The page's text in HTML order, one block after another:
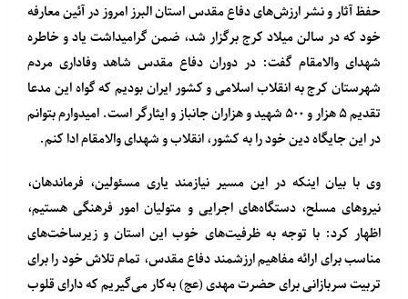
حفظ آثار و نشر ارزش‌های دفاع مقدس استان البرز امروز در آئین معارفه
خود که در سالن میلاد کرج برگزار شد، ضمن گرامیداشت یاد و خاطره
شهدای والامقام گفت: در دوران دفاع مقدس شاهد وفاداری مردم
شهرستان کرج به انقلاب اسلامی و کشور ایران بودیم که گواه این مدعا
تقدیم ۵ هزار و ۵۰۰ شهید و هزاران جانباز و ایثارگر است. امیدوارم بتوانم
در این جایگاه دین خود را به کشور، انقلاب و شهدای والامقام ادا کنم.
وی با بیان اینکه در این مسیر نیازمند یاری مسئولین، فرماندهان،
نیروهای مسلح، دستگاه‌های اجرایی و متولیان امور فرهنگی هستیم،
اظهار کرد: با توجه به ظرفیت‌های خوب این استان و زیرساخت‌های
مناسب برای ارائه مفاهیم ارزشمند دفاع مقدس، تمام تلاش خود را برای
تربیت سربازانی برای حضرت مهدی (عج) به‌کار می‌گیریم که دارای قلوب